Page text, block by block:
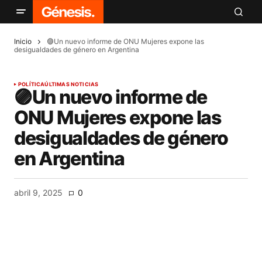
Inicio
🟣Un nuevo informe de ONU Mujeres expone las
desigualdades de género en Argentina
POLÍTICAÚLTIMAS NOTICIAS
🟣Un nuevo informe de
ONU Mujeres expone las
desigualdades de género
en Argentina
abril 9, 2025 0